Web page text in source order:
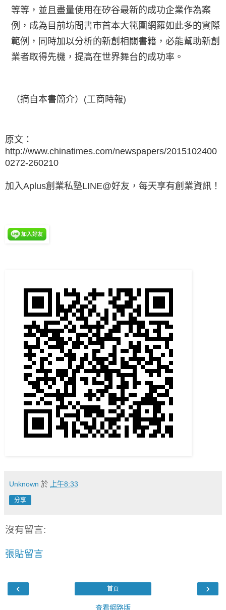
等等，並且盡量使用在矽谷最新的成功企業作為案
例，成為目前坊間書市首本大範圍網羅如此多的實際
範例，同時加以分析的新創相關書籍，必能幫助新創
業者取得先機，提高在世界舞台的成功率。
（摘自本書簡介）(工商時報)
原文：
http://www.chinatimes.com/newspapers/2015102400
0272-260210
加入Aplus創業私塾LINE@好友，每天享有創業資訊！
Unknown 於 上午8:33
分享
沒有留言:
張貼留言
‹ ›
首頁
查看網路版